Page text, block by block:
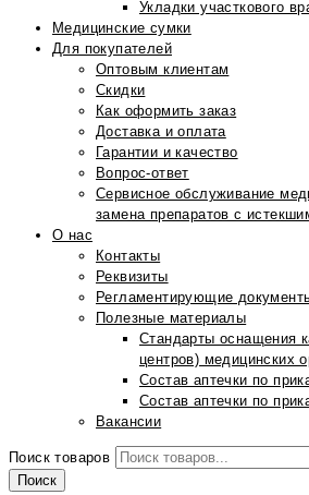
Укладки участкового
Медицинские сумки
Для покупателей
Оптовым клиентам
Скидки
Как оформить заказ
Доставка и оплата
Гарантии и качество
Вопрос-ответ
Сервисное обслуживание
замена препаратов с
О нас
Контакты
Реквизиты
Регламентирующие
Полезные материалы
Стандарты оснащения
центров) медицинских
Состав аптечки по
Состав аптечки по
Вакансии
Поиск товаров
Поиск